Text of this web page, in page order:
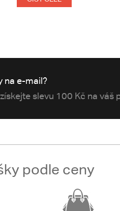
na e-mail?
slevu 100 Kč na váš
podle ceny